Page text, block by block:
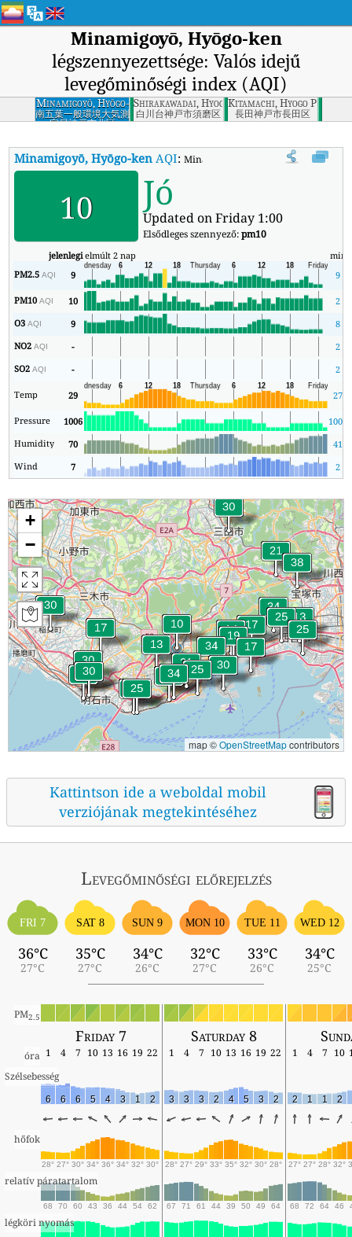
Minamigoyō, Hyōgo-ken
légszennyezettsége: Valós idejű
levegőminőségi index (AQI)
Minamigoyō, Hyōgo-
ken
南五葉一般環境大気測
定局神戸市北区
Shirakawadai, Hyogo Prefecture
白川台神戸市須磨区
Kitamachi, Hyogo
長田神戸市長田区
Minamigoyō, Hyōgo-ken AQI:Minamigoyō, Hyōgo-ken valós idejű
10 Jó
Updated on Friday 1:00
Elsődleges szennyező:pm10
jelenlegielmúlt 2 nap min
PM2.5AQI 9 9
PM10AQI 10
2
O3AQI 9
8
NO2AQI -
2
SO2AQI - 2
Temp 29 27
Pressure 1006 1006
Humidity
70
41
Wind
7 2
+
−
map ©OpenStreetMapcontributors
Kattintson ide a weboldal mobil
verziójának megtekintéséhez
Levegőminőségi előrejelzés
FRI 7
36°C
27°C
SAT 8
35°C
27°C
SUN 9
34°C
26°C
MON 10
32°C
27°C
TUE 11
33°C
26°C
WED 12
34°C
25°C
PM2.5
Friday 7 Saturday 8
óra 1 4 7 10 13 16 19 22 1 4 7 10 13 16 19 22 1 4 7 10
Szélsebesség
6 6 6 5 4 3 1 2 3 3 3 2 4 5 3 2 2 1 1 2
hőfok
28° 27° 30° 34° 36° 34° 32° 30° 28° 27° 29° 33° 35° 32° 30° 28° 27° 27° 28° 32°
relatív páratartalom
68 70 60 43 36 44 54 62 67 71 61 44 39 50 49 64 68 72 64 46
légköri nyomás